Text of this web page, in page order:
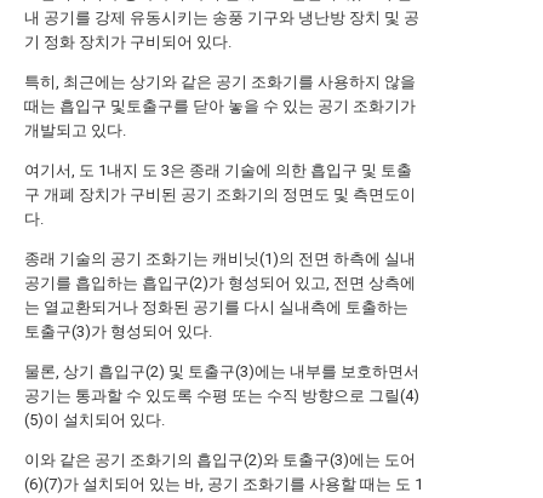
내 공기를 강제 유동시키는 송풍 기구와 냉난방 장치 및 공
기 정화 장치가 구비되어 있다.
특히, 최근에는 상기와 같은 공기 조화기를 사용하지 않을
때는 흡입구 및토출구를 닫아 놓을 수 있는 공기 조화기가
개발되고 있다.
여기서, 도 1내지 도 3은 종래 기술에 의한 흡입구 및 토출
구 개폐 장치가 구비된 공기 조화기의 정면도 및 측면도이
다.
종래 기술의 공기 조화기는 캐비닛(1)의 전면 하측에 실내
공기를 흡입하는 흡입구(2)가 형성되어 있고, 전면 상측에
는 열교환되거나 정화된 공기를 다시 실내측에 토출하는
토출구(3)가 형성되어 있다.
물론, 상기 흡입구(2) 및 토출구(3)에는 내부를 보호하면서
공기는 통과할 수 있도록 수평 또는 수직 방향으로 그릴(4)
(5)이 설치되어 있다.
이와 같은 공기 조화기의 흡입구(2)와 토출구(3)에는 도어
(6)(7)가 설치되어 있는 바, 공기 조화기를 사용할 때는 도 1